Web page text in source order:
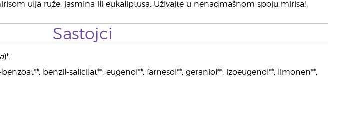
ulja ruže, jasmina ili eukaliptusa. Uživajte u nenadmašnom spoju mirisa!
Sastojci
)*.
benzil-salicilat**, eugenol**, farnesol**, geraniol**, izoeugenol**, limonen**,